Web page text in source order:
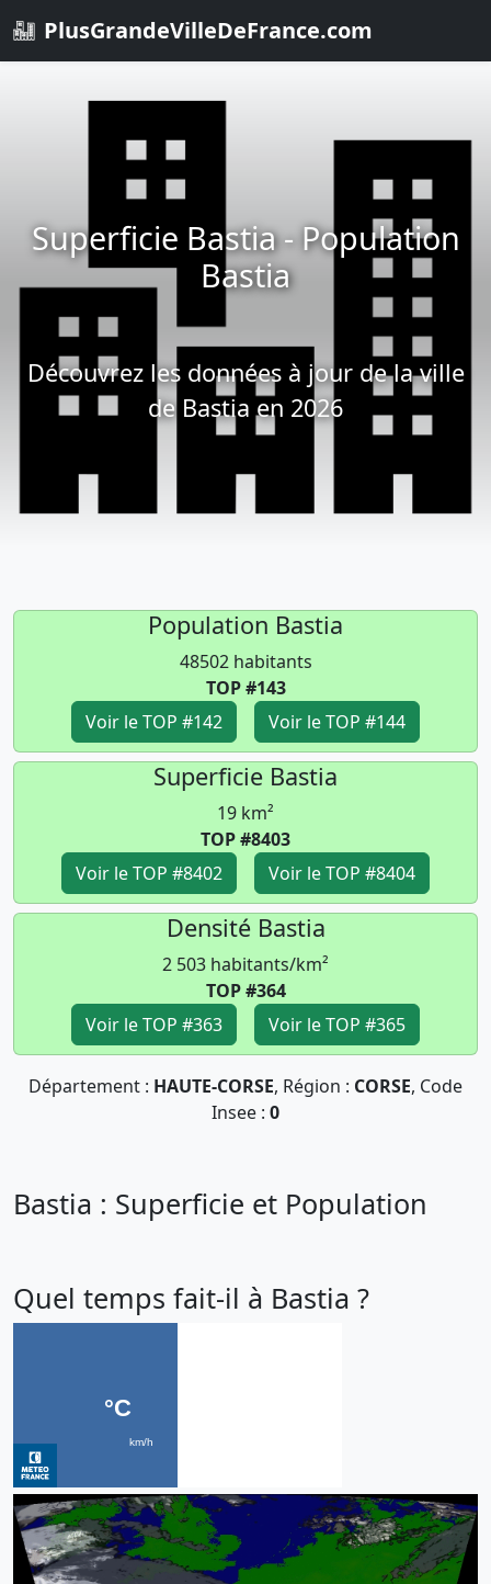
PlusGrandeVilleDeFrance.com
Superficie Bastia - Population
Bastia
Découvrez les données à jour de la ville
de Bastia en 2026
Population Bastia
48502 habitants
TOP #143
Voir le TOP #142
Voir le TOP #144
Superficie Bastia
19 km²
TOP #8403
Voir le TOP #8402
Voir le TOP #8404
Densité Bastia
2 503 habitants/km²
TOP #364
Voir le TOP #363
Voir le TOP #365
Département : HAUTE-CORSE, Région : CORSE, Code
Insee : 0
Bastia : Superficie et Population
Quel temps fait-il à Bastia ?